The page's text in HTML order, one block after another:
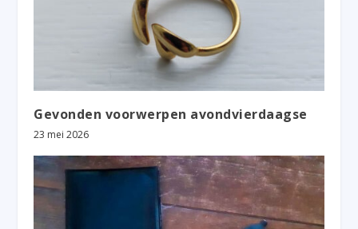
Gevonden voorwerpen avondvierdaagse
23 mei 2026